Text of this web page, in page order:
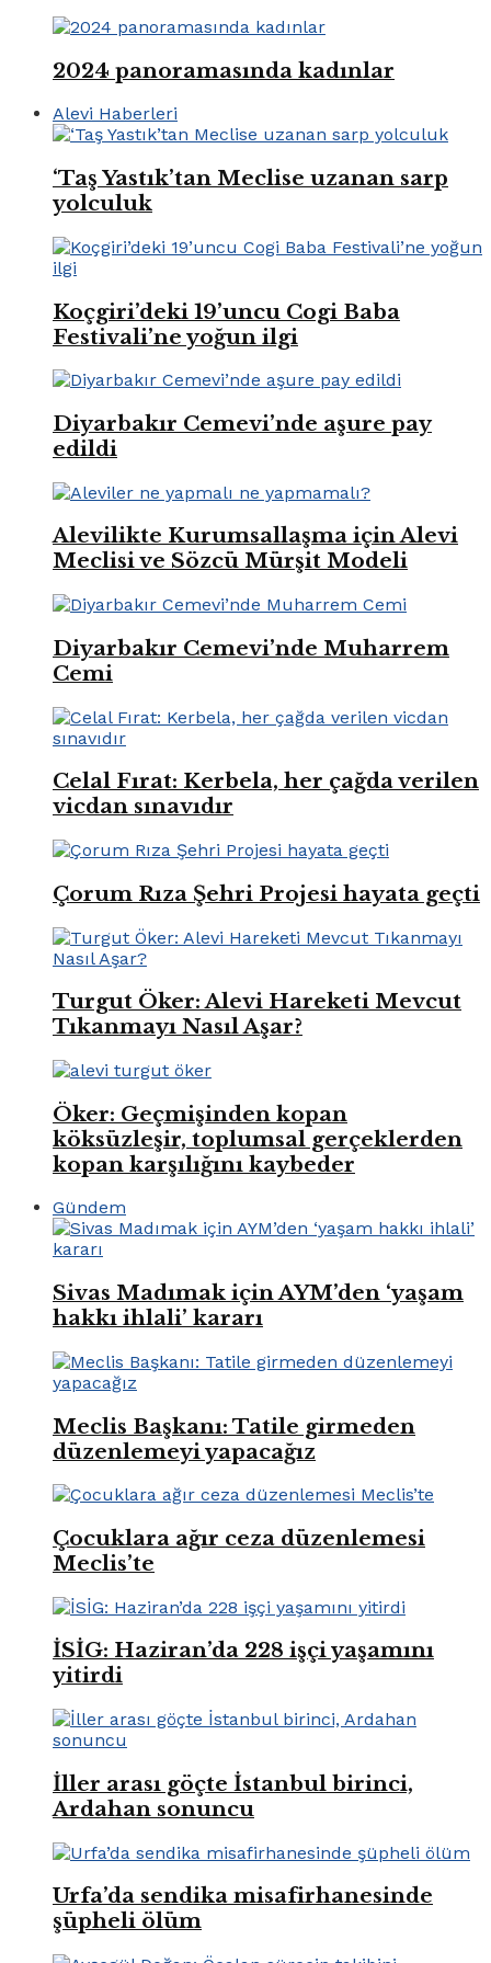
2024 panoramasında kadınlar
Alevi Haberleri
‘Taş Yastık’tan Meclise uzanan sarp
yolculuk
Koçgiri’deki 19’uncu Cogi Baba
Festivali’ne yoğun ilgi
Diyarbakır Cemevi’nde aşure pay
edildi
Alevilikte Kurumsallaşma için Alevi
Meclisi ve Sözcü Mürşit Modeli
Diyarbakır Cemevi’nde Muharrem
Cemi
Celal Fırat: Kerbela, her çağda verilen
vicdan sınavıdır
Çorum Rıza Şehri Projesi hayata geçti
Turgut Öker: Alevi Hareketi Mevcut
Tıkanmayı Nasıl Aşar?
Öker: Geçmişinden kopan
köksüzleşir, toplumsal gerçeklerden
kopan karşılığını kaybeder
Gündem
Sivas Madımak için AYM’den ‘yaşam
hakkı ihlali’ kararı
Meclis Başkanı: Tatile girmeden
düzenlemeyi yapacağız
Çocuklara ağır ceza düzenlemesi
Meclis’te
İSİG: Haziran’da 228 işçi yaşamını
yitirdi
İller arası göçte İstanbul birinci,
Ardahan sonuncu
Urfa’da sendika misafirhanesinde
şüpheli ölüm